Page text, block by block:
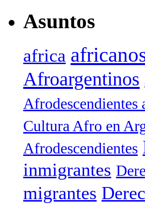
Asuntos
africa
Afroargentinos
Afrodescendientes
Cultura Afro en
Afrodescendientes
inmigrantes
migrantes